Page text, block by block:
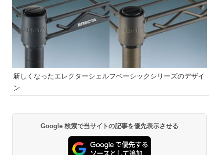
新しくなったエレクターシェルフベーシックシリーズのデザイ
ン
Google 検索で当サイトの記事を優先表示させる